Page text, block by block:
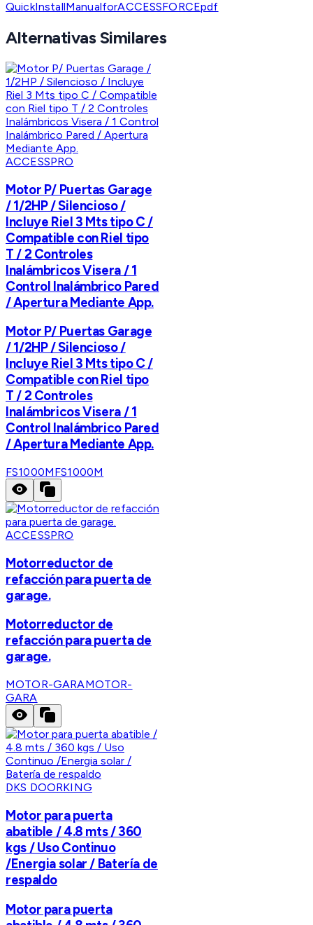
QuickInstallManualforACCESSFORCEpdf
Alternativas Similares
ACCESSPRO
Motor P/ Puertas Garage
/ 1/2HP / Silencioso /
Incluye Riel 3 Mts tipo C /
Compatible con Riel tipo
T / 2 Controles
Inalámbricos Visera / 1
Control Inalámbrico Pared
/ Apertura Mediante App.
Motor P/ Puertas Garage
/ 1/2HP / Silencioso /
Incluye Riel 3 Mts tipo C /
Compatible con Riel tipo
T / 2 Controles
Inalámbricos Visera / 1
Control Inalámbrico Pared
/ Apertura Mediante App.
FS1000MFS1000M
ACCESSPRO
Motorreductor de
refacción para puerta de
garage.
Motorreductor de
refacción para puerta de
garage.
MOTOR-GARAMOTOR-
GARA
DKS DOORKING
Motor para puerta
abatible / 4.8 mts / 360
kgs / Uso Continuo
/Energia solar / Batería de
respaldo
Motor para puerta